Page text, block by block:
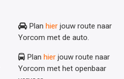
Plan hier jouw route naar
Yorcom met de auto.
Plan hier jouw route naar
Yorcom met het openbaar